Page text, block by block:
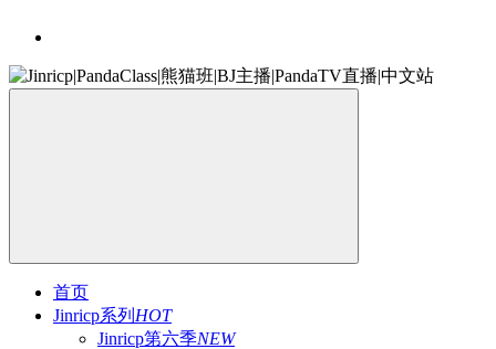
首页
Jinricp系列 HOT
Jinricp第六季NEW